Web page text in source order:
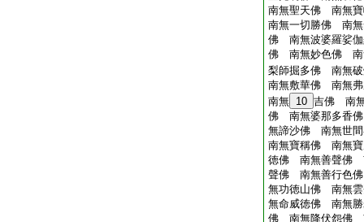
南無聖天佛 南無
南無一切勝佛 南
佛 南無波婆羅娑
佛 南無妙色佛 南
梨師掘多佛 南無
南無敷華佛 南無
南無 10 吉佛 南
佛 南無婆那多香
無諦沙佛 南無世
南無寶稱佛 南無
徳佛 南無善聲佛
聲佛 南無善行色
無功徳山佛 南無
無命威徳佛 南無
佛 南無降伏怨佛